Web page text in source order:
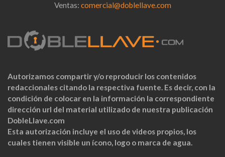
Ventas: comercial@doblellave.com
Autorizamos compartir y/o reproducir los contenidos
redaccionales citando la respectiva fuente. Es decir, con la
condición de colocar en la información la correspondiente
dirección url del material utilizado de nuestra publicación
DobleLlave.com
Esta autorización incluye el uso de videos propios, los
cuales tienen visible un ícono, logo o marca de agua.